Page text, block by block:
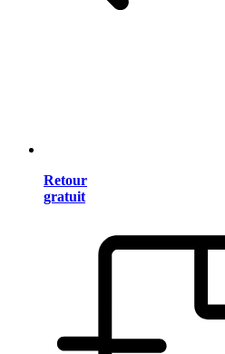
Retour
gratuit